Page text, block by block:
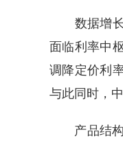
数据增长
面临利率中
调降定价利
与此同时，
产品结构